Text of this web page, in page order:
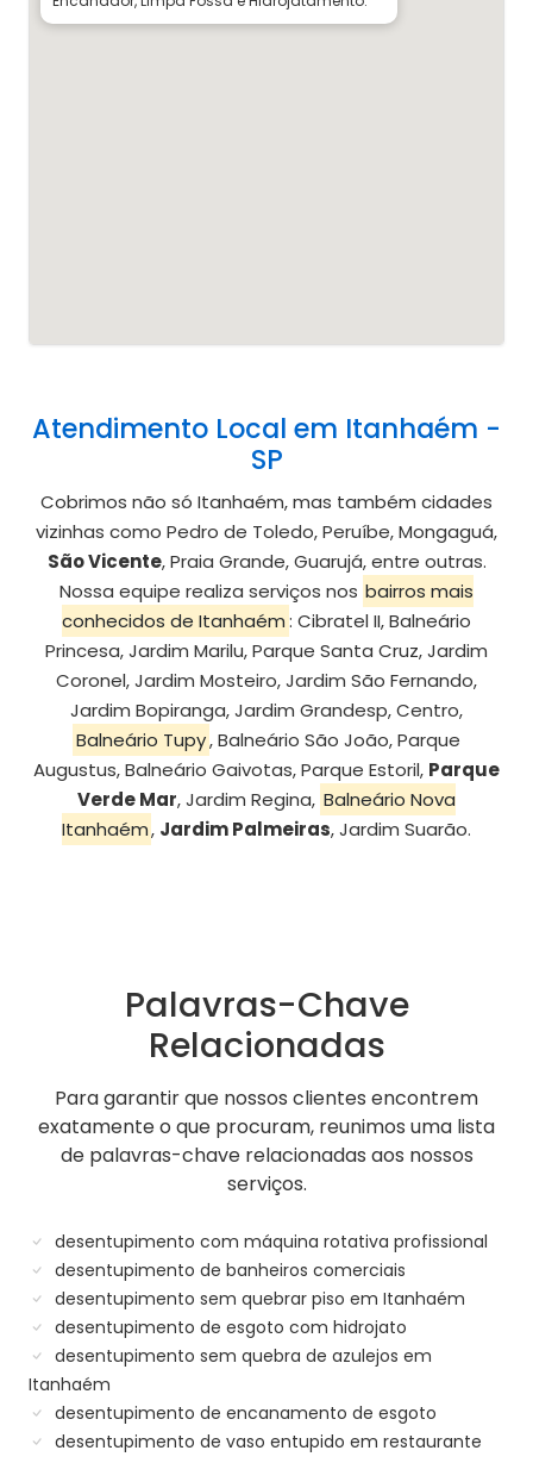
Atendimento Local em Itanhaém -
SP
Cobrimos não só Itanhaém, mas também cidades
vizinhas como Pedro de Toledo, Peruíbe, Mongaguá,
São Vicente, Praia Grande, Guarujá, entre outras.
Nossa equipe realiza serviços nos bairros mais
conhecidos de Itanhaém: Cibratel II, Balneário
Princesa, Jardim Marilu, Parque Santa Cruz, Jardim
Coronel, Jardim Mosteiro, Jardim São Fernando,
Jardim Bopiranga, Jardim Grandesp, Centro,
Balneário Tupy, Balneário São João, Parque
Augustus, Balneário Gaivotas, Parque Estoril, Parque
Verde Mar, Jardim Regina, Balneário Nova
Itanhaém, Jardim Palmeiras, Jardim Suarão.
Palavras-Chave
Relacionadas
Para garantir que nossos clientes encontrem
exatamente o que procuram, reunimos uma lista
de palavras-chave relacionadas aos nossos
serviços.
desentupimento com máquina rotativa profissional
desentupimento de banheiros comerciais
desentupimento sem quebrar piso em Itanhaém
desentupimento de esgoto com hidrojato
desentupimento sem quebra de azulejos em
Itanhaém
desentupimento de encanamento de esgoto
desentupimento de vaso entupido em restaurante